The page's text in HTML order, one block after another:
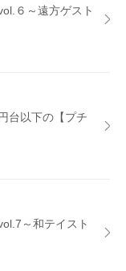
６～遠方ゲスト
台以下の【プチ
～和テイスト